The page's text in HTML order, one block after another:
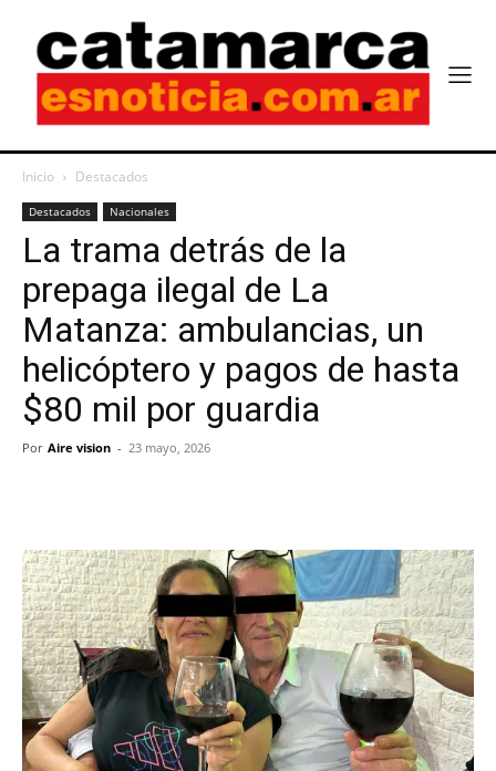
Inicio Destacados
Destacados Nacionales
La trama detrás de la
prepaga ilegal de La
Matanza: ambulancias, un
helicóptero y pagos de hasta
$80 mil por guardia
Por Aire vision - 23 mayo, 2026